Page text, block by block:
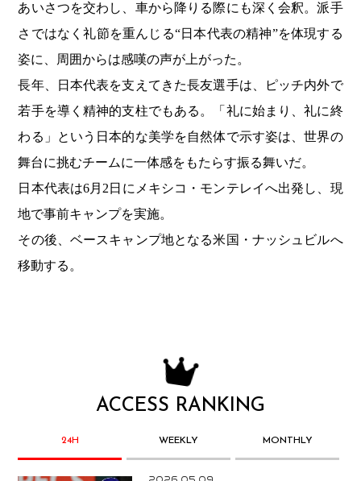
あいさつを交わし、車から降りる際にも深く会釈。派手
さではなく礼節を重んじる“日本代表の精神”を体現する
姿に、周囲からは感嘆の声が上がった。
長年、日本代表を支えてきた長友選手は、ピッチ内外で
若手を導く精神的支柱でもある。「礼に始まり、礼に終
わる」という日本的な美学を自然体で示す姿は、世界の
舞台に挑むチームに一体感をもたらす振る舞いだ。
日本代表は6月2日にメキシコ・モンテレイへ出発し、現
地で事前キャンプを実施。
その後、ベースキャンプ地となる米国・ナッシュビルへ
移動する。
ACCESS RANKING
24H WEEKLY MONTHLY